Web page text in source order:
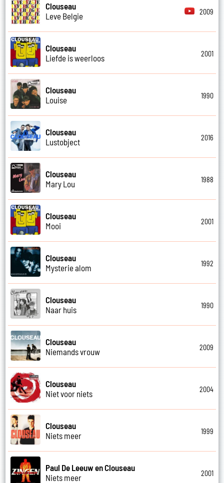
Clouseau
Leve Belgie
2009
Clouseau
Liefde is weerloos
2001
Clouseau
Louise
1990
Clouseau
Lustobject
2016
Clouseau
Mary Lou
1988
Clouseau
Mooi
2001
Clouseau
Mysterie alom
1992
Clouseau
Naar huis
1990
Clouseau
Niemands vrouw
2009
Clouseau
Niet voor niets
2004
Clouseau
Niets meer
1999
Paul De Leeuw en Clouseau
Niets meer
2001